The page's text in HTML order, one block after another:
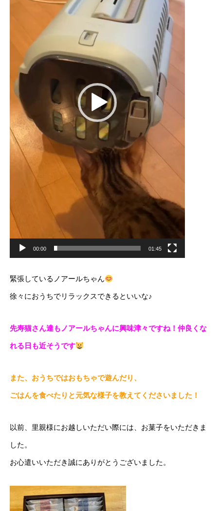
00:00 01:45
緊張しているノアールちゃん
徐々におうちでリラックスできるといいな♪
先寿猫さん達もノアールちゃんに興味津々ですね！仲良くな
れる日も近そうです
また、おうちではおもちゃで遊んだり、
ごはんを食べたりと元気な様子を教えてくださいました！
以前、里親様にお越しいただい際には、お菓子をいただきま
した。
お心遣いいただき誠にありがとうございました。